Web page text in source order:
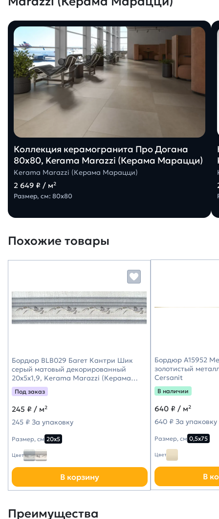
Коллекция керамогранита Про Догана
80х80, Kerama Marazzi (Керама Марацци)
Kerama Marazzi (Керама Марацци)
2 649 ₽ / м²
Размер, см: 80х80
Похожие товары
Бордюр BLB029 Багет Кантри Шик
серый матовый декорированный
20x5x1,9, Kerama Marazzi (Керама
Марацци)
Под заказ
245 ₽ / м²
245 ₽ За упаковку
Размер, см 20х5
Цвет
В корзину
Бордюр A15952
золотистый
Cersanit
В наличии
640 ₽ / м²
640 ₽ За упаковку
Размер, см 0,5х75
Цвет
В
Преимущества